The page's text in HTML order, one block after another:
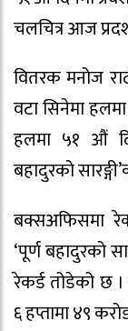
चलचित्र आज
वितरक मनोज
वटा सिनेमा
हलमा ५१ औं
बहादुरको
बक्सअफिसमा
‘पूर्ण बहादुरको
रेकर्ड तोडेको छ
६ हप्तामा ४९